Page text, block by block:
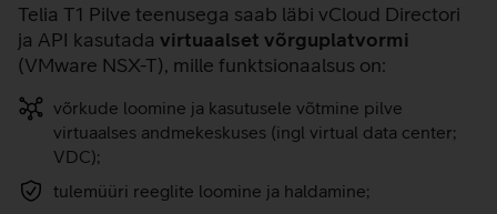
Telia T1 Pilve teenusega saab läbi vCloud Directori
ja API kasutada virtuaalset võrguplatvormi
(VMware NSX-T), mille funktsionaalsus on:
võrkude loomine ja kasutusele võtmine pilve
virtuaalses andmekeskuses (ingl virtual data center;
VDC);
tulemüüri reeglite loomine ja haldamine;